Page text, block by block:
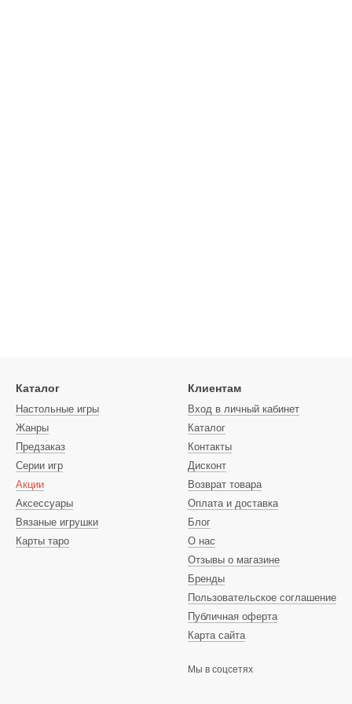
Каталог
Настольные игры
Жанры
Предзаказ
Серии игр
Акции
Аксессуары
Вязаные игрушки
Карты таро
Клиентам
Вход в личный кабинет
Каталог
Контакты
Дисконт
Возврат товара
Оплата и доставка
Блог
О нас
Отзывы о магазине
Бренды
Пользовательское соглашение
Публичная оферта
Карта сайта
Мы в соцсетях